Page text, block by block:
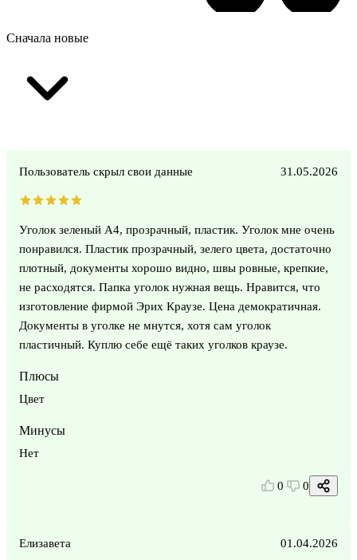
Сначала новые
Пользователь скрыл свои данные 31.05.2026
Уголок зеленый А4, прозрачный, пластик. Уголок мне очень
понравился. Пластик прозрачный, зелего цвета, достаточно
плотный, документы хорошо видно, швы ровные, крепкие,
не расходятся. Папка уголок нужная вещь. Нравится, что
изготовление фирмой Эрих Краузе. Цена демократичная.
Документы в уголке не мнутся, хотя сам уголок
пластичный. Куплю себе ещё таких уголков краузе.
Плюсы
Цвет
Минусы
Нет
0 0
Елизавета 01.04.2026